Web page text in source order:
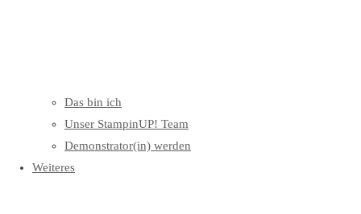
Das bin ich
Unser StampinUP! Team
Demonstrator(in) werden
Weiteres